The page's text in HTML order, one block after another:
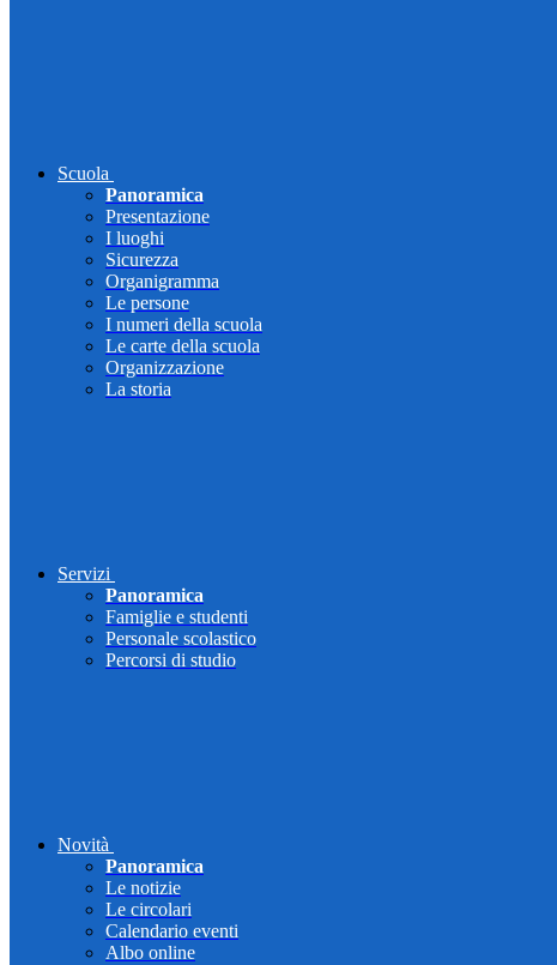
Scuola
Panoramica
Presentazione
I luoghi
Sicurezza
Organigramma
Le persone
I numeri della scuola
Le carte della scuola
Organizzazione
La storia
Servizi
Panoramica
Famiglie e studenti
Personale scolastico
Percorsi di studio
Novità
Panoramica
Le notizie
Le circolari
Calendario eventi
Albo online